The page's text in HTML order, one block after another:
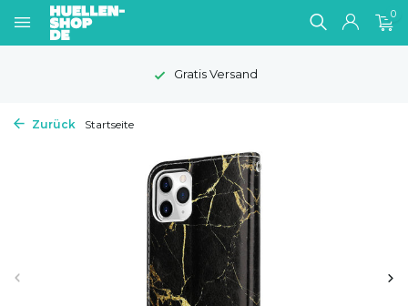
0
Gratis Versand
Zurück Startseite